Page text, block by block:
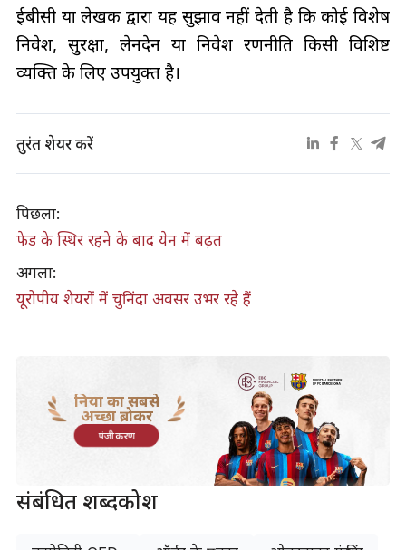
ईबीसी या लेखक द्वारा यह सुझाव नहीं देती है कि कोई विशेष
निवेश, सुरक्षा, लेनदेन या निवेश रणनीति किसी विशिष्ट
व्यक्ति के लिए उपयुक्त है।
तुरंत शेयर करें
पिछला:
फेड के स्थिर रहने के बाद येन में बढ़त
अगला:
​यूरोपीय शेयरों में चुनिंदा अवसर उभर रहे हैं
दुनिया का सबसे
अच्छा ब्रोकर
पंजीकरण
संबंधित शब्दकोश